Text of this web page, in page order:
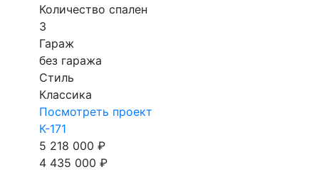
Количество спален
3
Гараж
без гаража
Стиль
Классика
Посмотреть проект
К-171
5 218 000 ₽
4 435 000 ₽